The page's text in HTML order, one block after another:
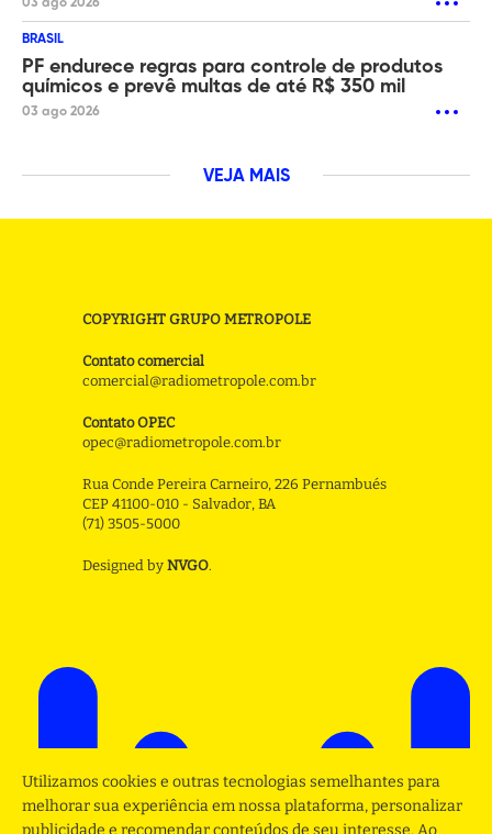
03 ago 2026
BRASIL
PF endurece regras para controle de produtos
químicos e prevê multas de até R$ 350 mil
03 ago 2026
VEJA MAIS
COPYRIGHT GRUPO METROPOLE
Contato comercial
comercial@radiometropole.com.br
Contato OPEC
opec@radiometropole.com.br
Rua Conde Pereira Carneiro, 226 Pernambués
CEP 41100-010 - Salvador, BA
(71) 3505-5000
Designed by NVGO.
Utilizamos cookies e outras tecnologias semelhantes para
melhorar sua experiência em nossa plataforma, personalizar
publicidade e recomendar conteúdos de seu interesse. Ao